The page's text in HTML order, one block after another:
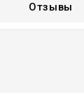
Отзывы